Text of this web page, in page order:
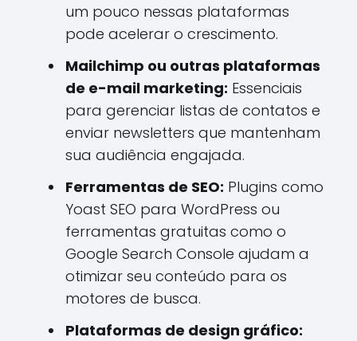
um pouco nessas plataformas
pode acelerar o crescimento.
Mailchimp ou outras plataformas
de e-mail marketing: Essenciais
para gerenciar listas de contatos e
enviar newsletters que mantenham
sua audiência engajada.
Ferramentas de SEO: Plugins como
Yoast SEO para WordPress ou
ferramentas gratuitas como o
Google Search Console ajudam a
otimizar seu conteúdo para os
motores de busca.
Plataformas de design gráfico: